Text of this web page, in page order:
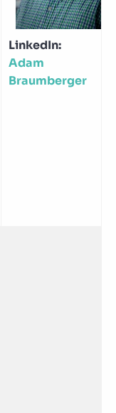
LinkedIn:
Adam
Braumberger